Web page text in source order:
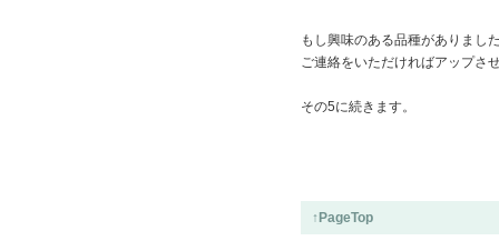
もし興味のある品種がありまし
ご連絡をいただければアップさ
その5に続きます。
↑PageTop